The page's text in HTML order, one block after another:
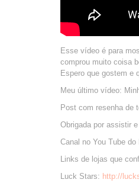
Esse vídeo é para
comprou muito coisa
Espero que gostem e
Meu último vídeo:
Post com resenha de
Obrigada por assistir
Canal no You Tube do
Links de lojas que
Luck Stars: http://